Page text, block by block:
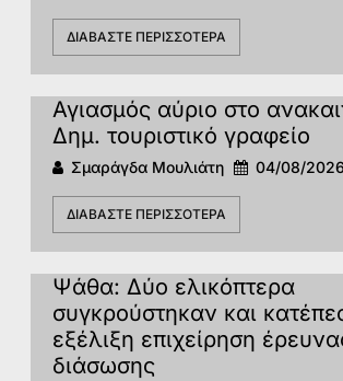
ΔΙΑΒΆΣΤΕ ΠΕΡΙΣΣΌΤΕΡΑ
Αγιασμός αύριο στο
Δημ. τουριστικό γραφείο
Σμαράγδα Μουλιάτη 04/08/2026
ΔΙΑΒΆΣΤΕ ΠΕΡΙΣΣΌΤΕΡΑ
Ψάθα: Δύο ελικόπτερα
συγκρούστηκαν και
εξέλιξη επιχείρηση
διάσωσης